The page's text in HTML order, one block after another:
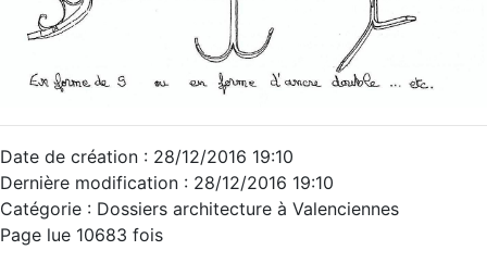
Date de création : 28/12/2016 19:10
Dernière modification : 28/12/2016 19:10
Catégorie : Dossiers architecture à Valenciennes
Page lue 10683 fois